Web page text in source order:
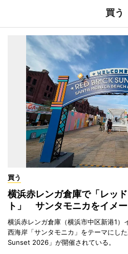
買う
買う
横浜赤レンガ倉庫で「レッ
ト」 サンタモニカをイメ
横浜赤レンガ倉庫（横浜市中区新港1）
西海岸「サンタモニカ」をテーマにし
Sunset 2026」が開催されている。